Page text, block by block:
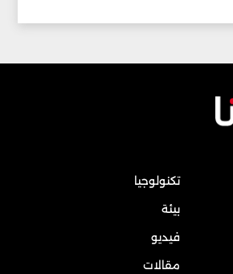
تكنولوجيا
بيئة
فيديو
مقالات